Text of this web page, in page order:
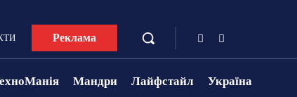
Реклама
Мандри Лайфстайл Україна